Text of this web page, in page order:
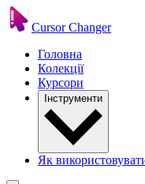
Cursor Changer
Головна
Колекції
Курсори
Інструменти
Як